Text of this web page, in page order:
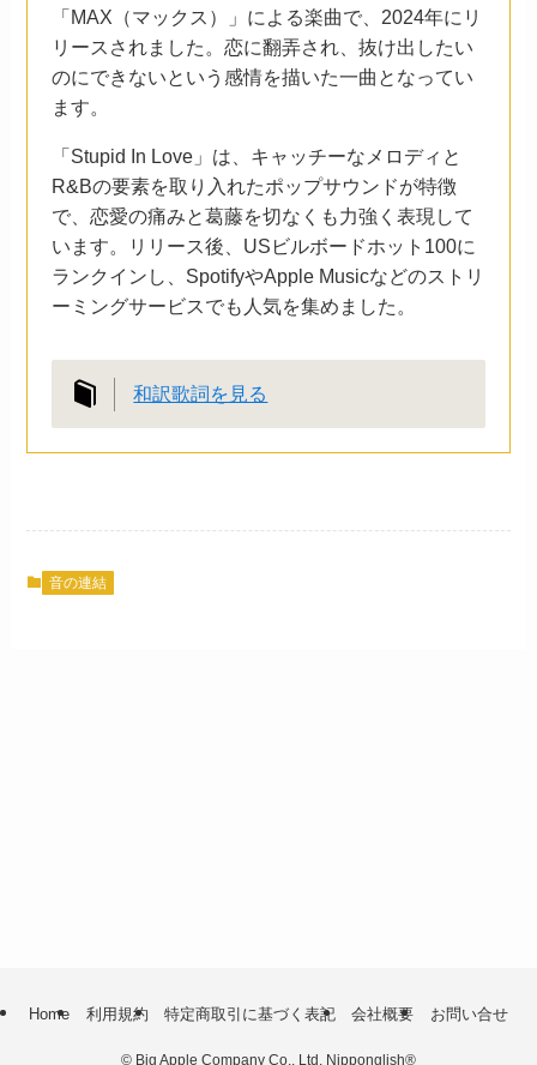
「MAX（マックス）」による楽曲で、2024年にリ
リースされました。恋に翻弄され、抜け出したい
のにできないという感情を描いた一曲となってい
ます。
「Stupid In Love」は、キャッチーなメロディと
R&Bの要素を取り入れたポップサウンドが特徴
で、恋愛の痛みと葛藤を切なくも力強く表現して
います。リリース後、USビルボードホット100に
ランクインし、SpotifyやApple Musicなどのストリ
ーミングサービスでも人気を集めました。
和訳歌詞を見る
音の連結
Home 利用規約 特定商取引に基づく表記 会社概要 お問い合せ
© Big Apple Company Co., Ltd. Nipponglish®